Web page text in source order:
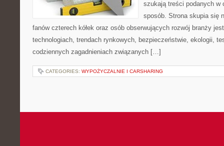
szukają treści podanych w
sposób. Strona skupia się
fanów czterech kółek oraz osób obserwujących rozwój branży
technologiach, trendach rynkowych, bezpieczeństwie, ekologii,
codziennych zagadnieniach związanych […]
CATEGORIES: WYPOŻYCZALNIE I CARSHARING